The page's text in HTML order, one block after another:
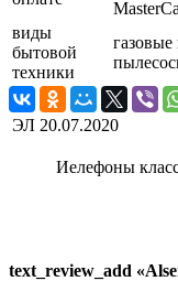
виды
бытовой
техники
ЭЛ 20.07.2020
Иелефоны
text_review_add